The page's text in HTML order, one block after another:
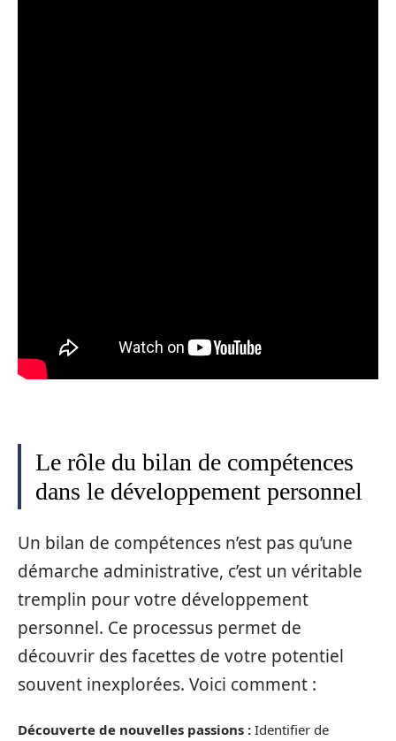
Le rôle du bilan de compétences
dans le développement personnel
Un bilan de compétences n’est pas qu’une
démarche administrative, c’est un véritable
tremplin pour votre développement
personnel. Ce processus permet de
découvrir des facettes de votre potentiel
souvent inexplorées. Voici comment :
Découverte de nouvelles passions : Identifier de